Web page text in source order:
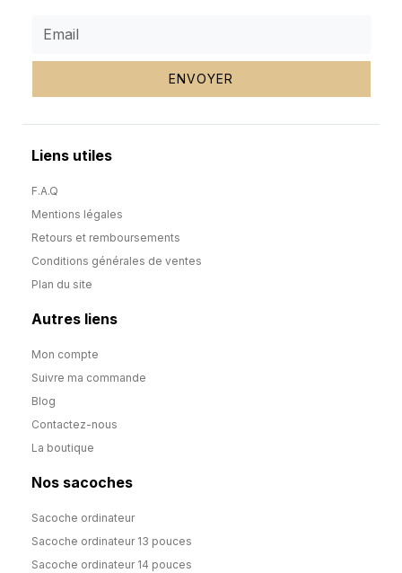
ENVOYER
Liens utiles
F.A.Q
Mentions légales
Retours et remboursements
Conditions générales de ventes
Plan du site
Autres liens
Mon compte
Suivre ma commande
Blog
Contactez-nous
La boutique
Nos sacoches
Sacoche ordinateur
Sacoche ordinateur 13 pouces
Sacoche ordinateur 14 pouces